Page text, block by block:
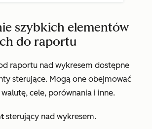
szybkich elementów
do raportu
raportu nad wykresem dostępne
sterujące. Mogą one obejmować
walutę, cele, porównania i inne.
sterujący nad wykresem.